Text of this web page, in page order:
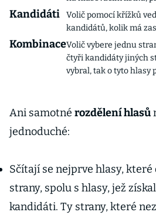
Kandidáti
Volič pomocí křížků
kandidátů, kolik má
KombinaceVolič vybere jednu
čtyři kandidáty jiných
vybral, tak o tyto hlasy
Ani samotné rozdělení hlasů
jednoduché:
Sčítají se nejprve hlasy,
strany, spolu s hlasy, jež
kandidáti. Ty strany, které